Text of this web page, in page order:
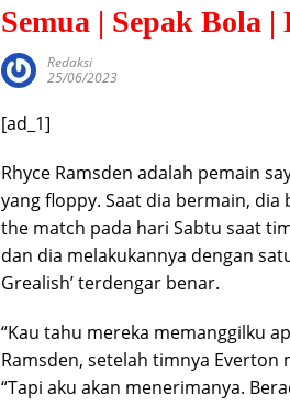
Semua | Sepak Bola
Redaksi
25/06/2023
[ad_1]
Rhyce Ramsden adalah pemain
yang floppy. Saat dia bermain,
the match pada hari Sabtu saat
dan dia melakukannya dengan
Grealish’ terdengar benar.
“Kau tahu mereka memanggilku
Ramsden, setelah timnya Everton
“Tapi aku akan menerimanya.